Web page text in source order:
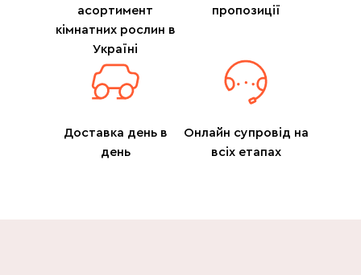
асортимент
кімнатних рослин в
Україні
пропозиції
Доставка день в
день
Онлайн супровід на
всіх етапах